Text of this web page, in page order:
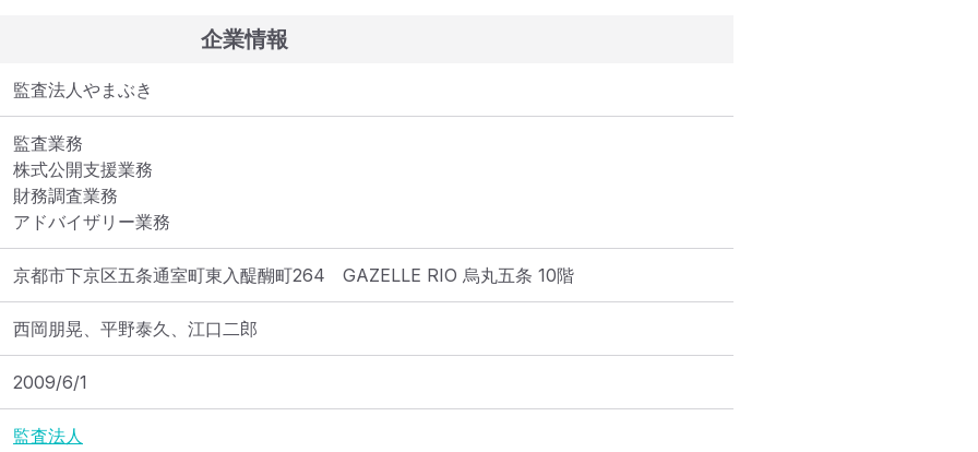
企業情報
監査法人やまぶき
監査業務
株式公開支援業務
財務調査業務
アドバイザリー業務
京都市下京区五条通室町東入醍醐町264　GAZELLE RIO 烏丸五条 10階
西岡朋晃、平野泰久、江口二郎
2009/6/1
監査法人